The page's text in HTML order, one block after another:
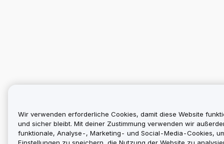
Wir verwenden erforderliche Cookies, damit diese Website
und sicher bleibt. Mit deiner Zustimmung verwenden wir
funktionale, Analyse-, Marketing- und Social-Media-Cookies,